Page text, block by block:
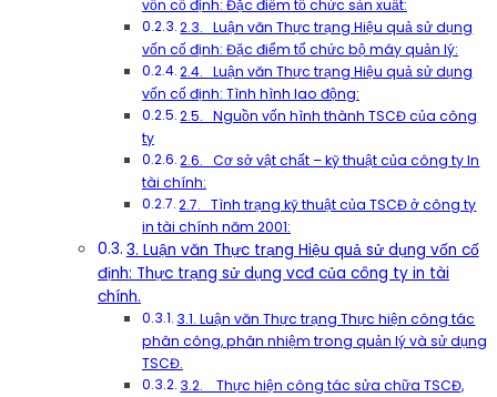
vốn cố định: Đặc điểm tổ chức sản xuất:
2.3. Luận văn Thực trạng Hiệu quả sử dụng
vốn cố định: Đặc điểm tổ chức bộ máy quản lý:
2.4. Luận văn Thực trạng Hiệu quả sử dụng
vốn cố định: Tình hình lao động:
2.5. Nguồn vốn hình thành TSCĐ của công
ty
2.6. Cơ sở vật chất – kỹ thuật của công ty In
tài chính:
2.7. Tình trạng kỹ thuật của TSCĐ ở công ty
in tài chính năm 2001:
3. Luận văn Thực trạng Hiệu quả sử dụng vốn cố
định: Thực trạng sử dụng vcđ của công ty in tài
chính.
3.1. Luận văn Thực trạng Thực hiện công tác
phân công, phân nhiệm trong quản lý và sử dụng
TSCĐ.
3.2. Thực hiện công tác sửa chữa TSCĐ,